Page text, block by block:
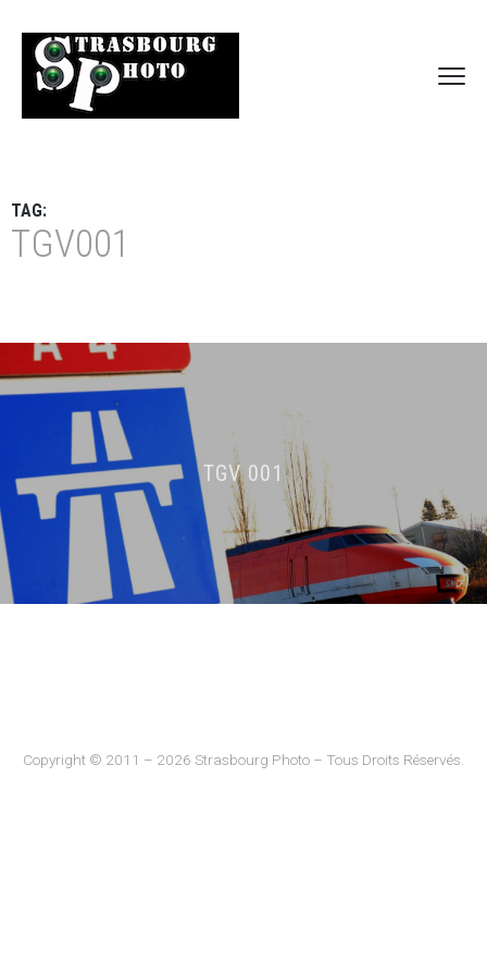
TAG:
TGV001
TGV 001
Copyright © 2011 – 2026 Strasbourg Photo – Tous Droits Réservés.